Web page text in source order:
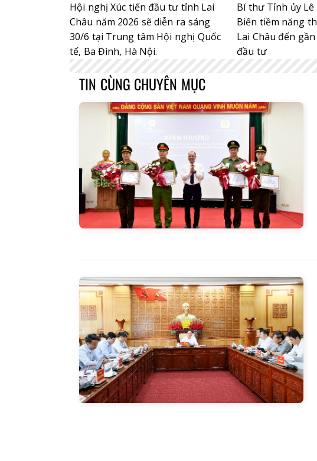
Hội nghị Xúc tiến đầu tư tỉnh Lai
Châu năm 2026 sẽ diễn ra sáng
30/6 tại Trung tâm Hội nghị Quốc
tế, Ba Đình, Hà Nội.
Bí thư Tỉnh ủy
Biến tiềm năng
Lai Châu đến
đầu tư
TIN CÙNG CHUYÊN MỤC